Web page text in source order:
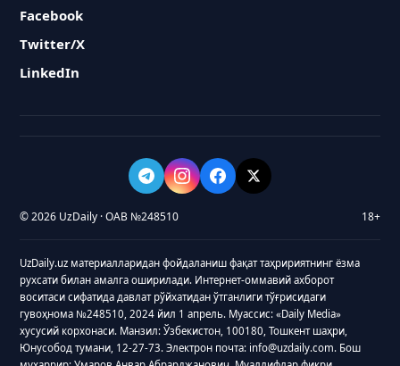
Facebook
Twitter/X
LinkedIn
© 2026 UzDaily · ОАВ №248510 18+
UzDaily.uz материалларидан фойдаланиш фақат таҳририятнинг ёзма
рухсати билан амалга оширилади. Интернет-оммавий ахборот
воситаси сифатида давлат рўйхатидан ўтганлиги тўғрисидаги
гувоҳнома №248510, 2024 йил 1 апрель. Муассис: «Daily Media»
хусусий корхонаси. Манзил: Ўзбекистон, 100180, Тошкент шаҳри,
Юнусобод тумани, 12-27-73. Электрон почта: info@uzdaily.com. Бош